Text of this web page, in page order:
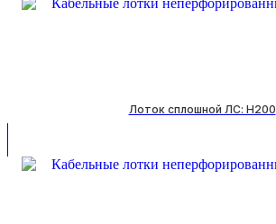
Лоток сплошной ЛС: H200